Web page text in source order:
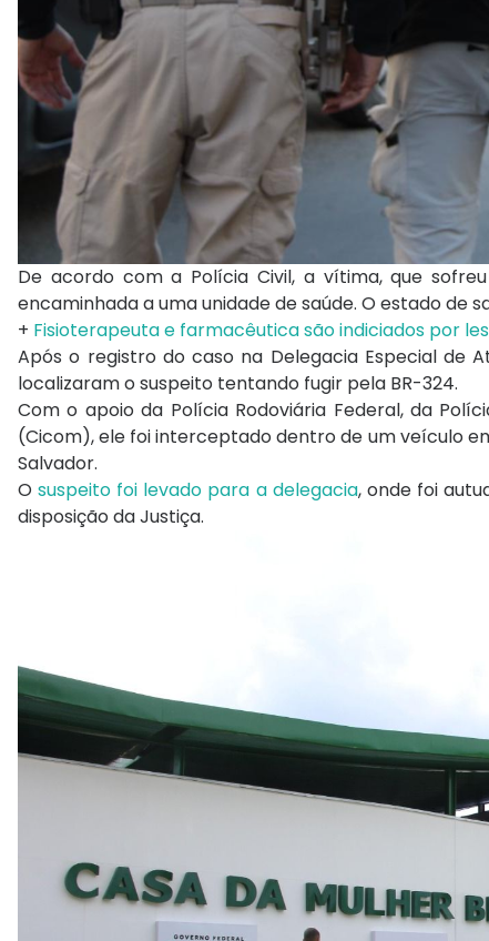
De acordo com a Polícia Civil, a vítima, que
encaminhada a uma unidade de saúde. O estado de
+ Fisioterapeuta e farmacêutica são indiciados por
Após o registro do caso na Delegacia Especial de
localizaram o suspeito tentando fugir pela BR-324.
Com o apoio da Polícia Rodoviária Federal, da
(Cicom), ele foi interceptado dentro de um veículo
Salvador.
O suspeito foi levado para a delegacia, onde foi
disposição da Justiça.